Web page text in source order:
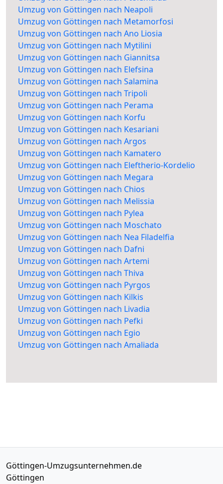
Umzug von Göttingen nach Neapoli
Umzug von Göttingen nach Metamorfosi
Umzug von Göttingen nach Ano Liosia
Umzug von Göttingen nach Mytilini
Umzug von Göttingen nach Giannitsa
Umzug von Göttingen nach Elefsina
Umzug von Göttingen nach Salamina
Umzug von Göttingen nach Tripoli
Umzug von Göttingen nach Perama
Umzug von Göttingen nach Korfu
Umzug von Göttingen nach Kesariani
Umzug von Göttingen nach Argos
Umzug von Göttingen nach Kamatero
Umzug von Göttingen nach Eleftherio-Kordelio
Umzug von Göttingen nach Megara
Umzug von Göttingen nach Chios
Umzug von Göttingen nach Melissia
Umzug von Göttingen nach Pylea
Umzug von Göttingen nach Moschato
Umzug von Göttingen nach Nea Filadelfia
Umzug von Göttingen nach Dafni
Umzug von Göttingen nach Artemi
Umzug von Göttingen nach Thiva
Umzug von Göttingen nach Pyrgos
Umzug von Göttingen nach Kilkis
Umzug von Göttingen nach Livadia
Umzug von Göttingen nach Pefki
Umzug von Göttingen nach Egio
Umzug von Göttingen nach Amaliada
Göttingen-Umzugsunternehmen.de
Göttingen